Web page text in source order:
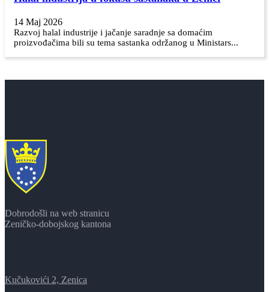
14 Maj 2026
Razvoj halal industrije i jačanje saradnje sa domaćim
proizvođačima bili su tema sastanka održanog u Ministars...
Dobrodošli na web stranicu
Zeničko-dobojskog kantona
Kučukovići 2, Zenica